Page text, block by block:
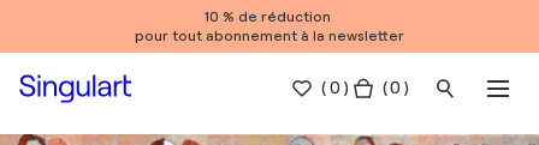
10 % de réduction
pour tout abonnement à la newsletter
(0 ) ( 0 )